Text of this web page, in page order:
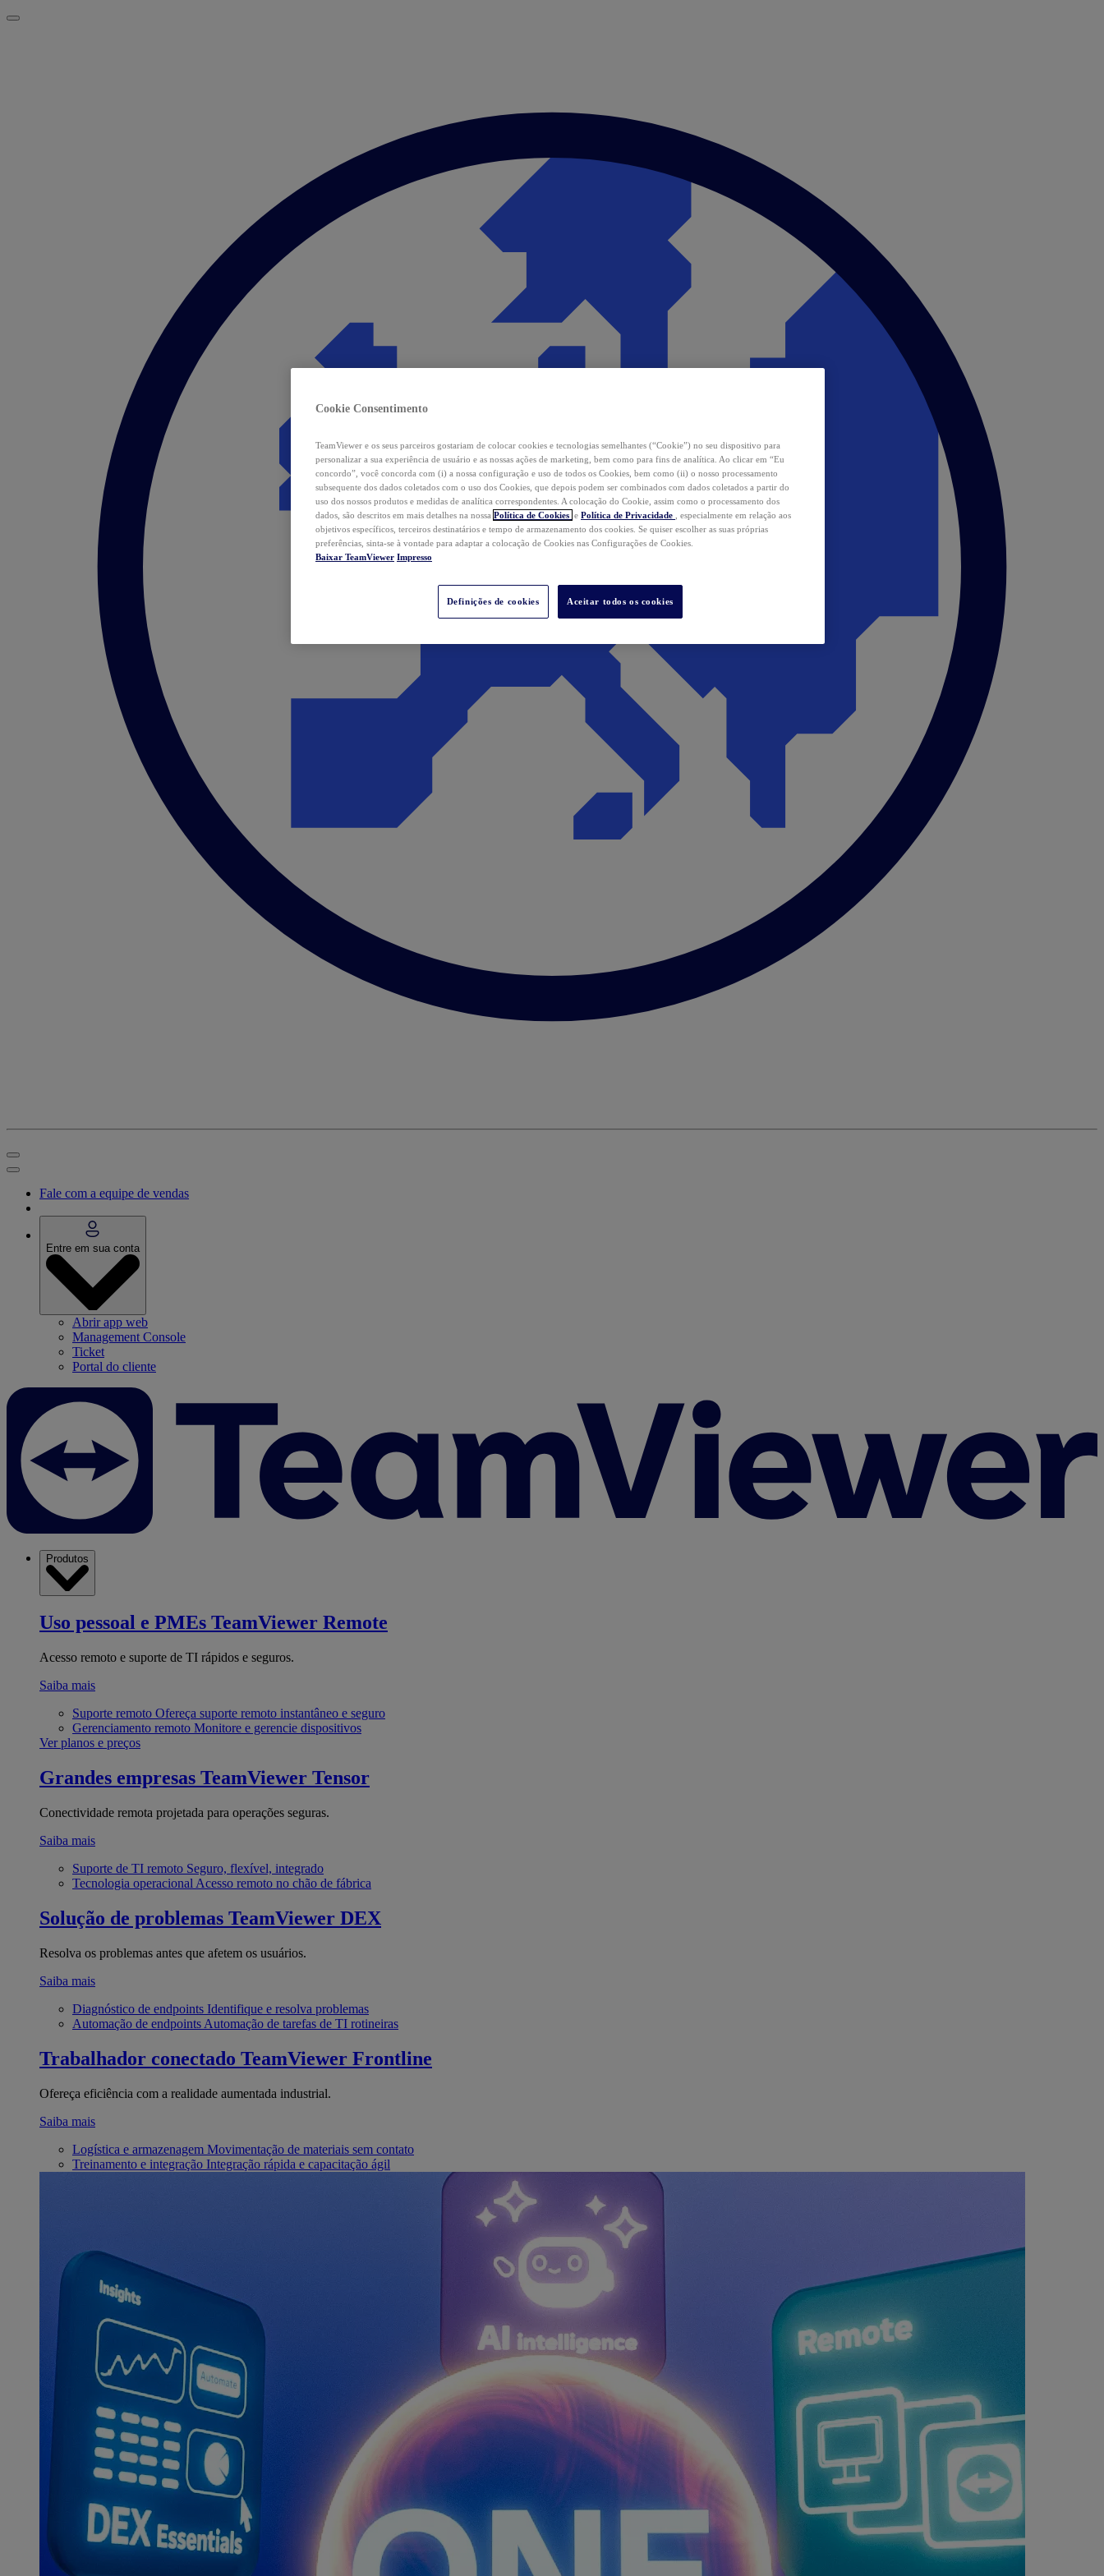
Fale com a equipe de vendas
Entre em sua conta
Abrir app web
Management Console
Ticket
Portal do cliente
Produtos
Uso pessoal e PMEs TeamViewer Remote
Acesso remoto e suporte de TI rápidos e seguros.
Saiba mais
Suporte remoto Ofereça suporte remoto instantâneo e seguro
Gerenciamento remoto Monitore e gerencie dispositivos
Ver planos e preços
Grandes empresas TeamViewer Tensor
Conectividade remota projetada para operações seguras.
Saiba mais
Suporte de TI remoto Seguro, flexível, integrado
Tecnologia operacional Acesso remoto no chão de fábrica
Solução de problemas TeamViewer DEX
Resolva os problemas antes que afetem os usuários.
Saiba mais
Diagnóstico de endpoints Identifique e resolva problemas
Automação de endpoints Automação de tarefas de TI rotineiras
Trabalhador conectado TeamViewer Frontline
Ofereça eficiência com a realidade aumentada industrial.
Saiba mais
Logística e armazenagem Movimentação de materiais sem contato
Treinamento e integração Integração rápida e capacitação ágil
Cookie Consentimento
TeamViewer e os seus parceiros gostariam de colocar cookies e tecnologias semelhantes (“Cookie”) no seu dispositivo para
personalizar a sua experiência de usuário e as nossas ações de marketing, bem como para fins de analítica. Ao clicar em “Eu
concordo”, você concorda com (i) a nossa configuração e uso de todos os Cookies, bem como (ii) o nosso processamento
subsequente dos dados coletados com o uso dos Cookies, que depois podem ser combinados com dados coletados a partir do
uso dos nossos produtos e medidas de analítica correspondentes. A colocação do Cookie, assim como o processamento dos
dados, são descritos em mais detalhes na nossa Política de Cookies e Política de Privacidade
, especialmente em relação aos
objetivos específicos, terceiros destinatários e tempo de armazenamento dos cookies. Se quiser escolher as suas próprias
preferências, sinta-se à vontade para adaptar a colocação de Cookies nas Configurações de Cookies.
Baixar TeamViewer Impresso
Definições de cookies Aceitar todos os cookies